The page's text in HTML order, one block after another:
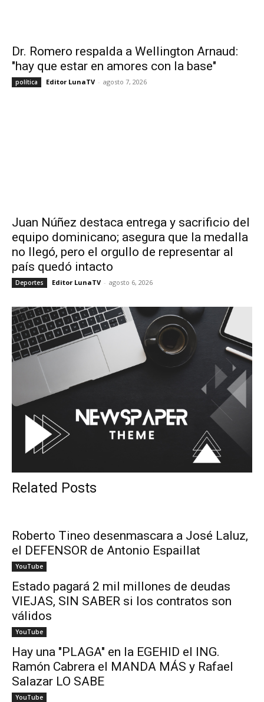
Dr. Romero respalda a Wellington Arnaud:
"hay que estar en amores con la base"
política Editor LunaTV - agosto 7, 2026
Juan Núñez destaca entrega y sacrificio del
equipo dominicano; asegura que la medalla
no llegó, pero el orgullo de representar al
país quedó intacto
Deportes Editor LunaTV - agosto 6, 2026
Related Posts
Roberto Tineo desenmascara a José Laluz,
el DEFENSOR de Antonio Espaillat
YouTube
Estado pagará 2 mil millones de deudas
VIEJAS, SIN SABER si los contratos son
válidos
YouTube
Hay una "PLAGA" en la EGEHID el ING.
Ramón Cabrera el MANDA MÁS y Rafael
Salazar LO SABE
YouTube